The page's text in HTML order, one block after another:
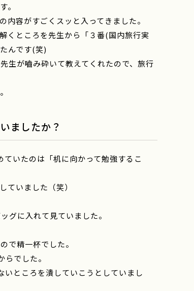
。
容がすごくスッと入ってきました。
くところを先生から「３番(国内旅行実
んです(笑)
生が嚙み砕いて教えてくれたので、旅行
ましたか？
いたのは「机に向かって勉強するこ
ていました（笑）
グに入れて見ていました。
で精一杯でした。
でした。
ところを潰していこうとしていまし